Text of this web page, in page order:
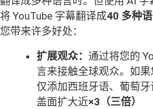
将 YouTube 字幕翻译成40 多种
您带来许多好处：
扩展观众： 通过将您的
言来接触全球观众。如果
仅添加西班牙语、葡萄
盖面扩大近×3（三倍）